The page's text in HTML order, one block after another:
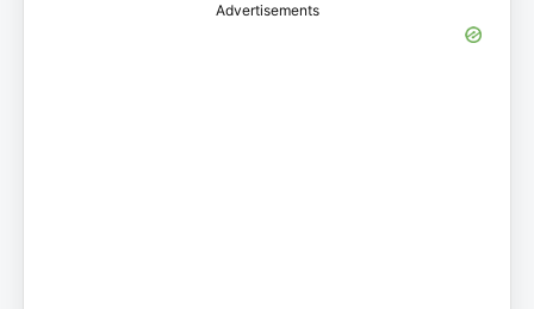
Advertisements